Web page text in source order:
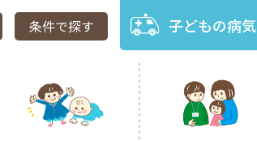
条件で探す 子どもの病気